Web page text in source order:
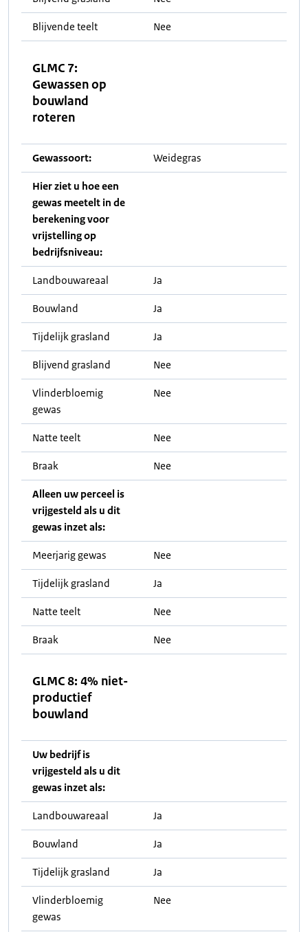
Blijvende teelt Nee
GLMC 7:
Gewassen op
bouwland
roteren
Gewassoort: Weidegras
Hier ziet u hoe een
gewas meetelt in de
berekening voor
vrijstelling op
bedrijfsniveau:
Landbouwareaal Ja
Bouwland Ja
Tijdelijk grasland Ja
Blijvend grasland Nee
Vlinderbloemig
gewas
Nee
Natte teelt Nee
Braak Nee
Alleen uw perceel is
vrijgesteld als u dit
gewas inzet als:
Meerjarig gewas Nee
Tijdelijk grasland Ja
Natte teelt Nee
Braak Nee
GLMC 8: 4% niet-
productief
bouwland
Uw bedrijf is
vrijgesteld als u dit
gewas inzet als:
Landbouwareaal Ja
Bouwland Ja
Tijdelijk grasland Ja
Vlinderbloemig
gewas
Nee